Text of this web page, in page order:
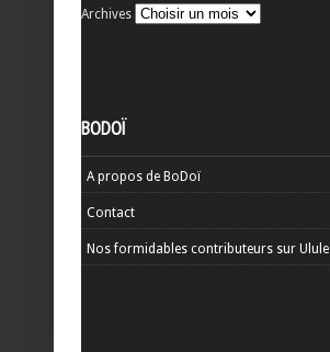
Archives
BODOÏ
A propos de BoDoï
Contact
Nos formidables contributeurs sur Ulule